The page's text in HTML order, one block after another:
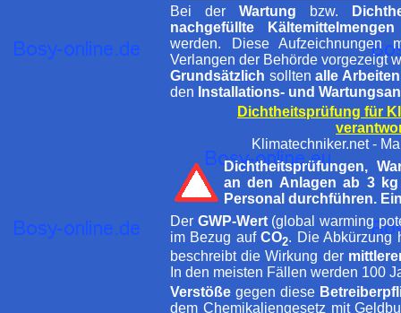
Bei der Wartung bzw.
nachgefüllte Kältemittelmengen
werden. Diese Aufzeichnungen
Verlangen der Behörde vorgezeigt
Grundsätzlich solltenalle Arbeiten
den Installations- und
Dichtheitsprüfung für
Klimatechniker.net -
Dichtheitsprüfungen,
an den Anlagen ab 3 kg
Personal durchführen.
Der GWP-Wert(global warming
im Bezug aufCO2. Die Abkürzung
beschreibt die Wirkung der
In den meisten Fällen werden 100
Verstöße gegen diese
dem Chemikaliengesetz mit